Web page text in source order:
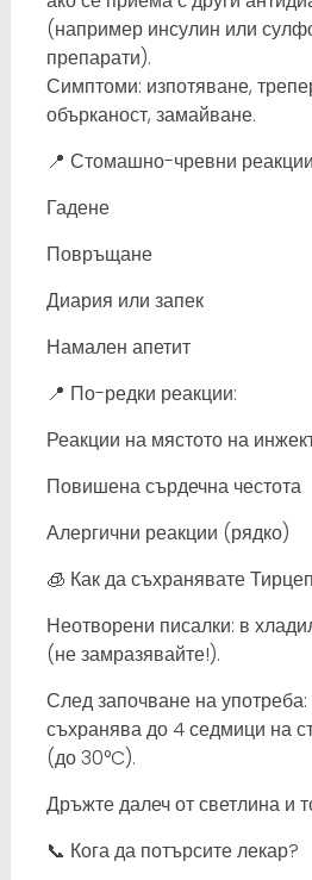
(например инсулин или
препарати).
Симптоми: изпотяване,
обърканост, замайване.
📍 Стомашно-чревни
Гадене
Повръщане
Диария или запек
Намален апетит
📍 По-редки реакции:
Реакции на мястото на
Повишена сърдечна честота
Алергични реакции (рядко)
🧊 Как да съхранявате
Неотворени писалки: в
(не замразявайте!).
След започване на
съхранява до 4 седмици на
(до 30°C).
Дръжте далеч от светлина и
📞 Кога да потърсите лекар?